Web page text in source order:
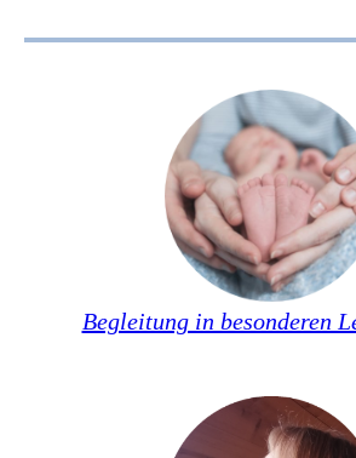
Begleitung in besonderen